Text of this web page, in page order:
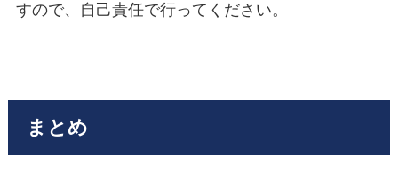
すので、自己責任で行ってください。
まとめ